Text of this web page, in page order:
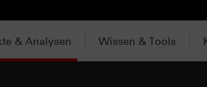
& Analysen Wissen & Tools